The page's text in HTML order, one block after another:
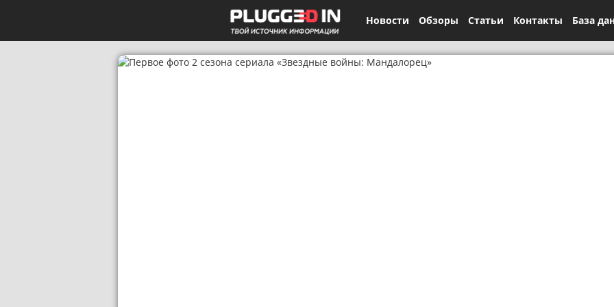
Новости Обзоры Статьи Контакты База